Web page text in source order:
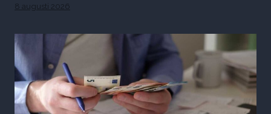
8 augusti 2026